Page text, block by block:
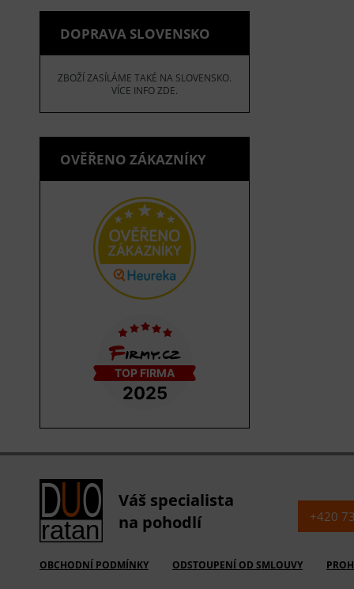
DOPRAVA SLOVENSKO
ZBOŽÍ ZASÍLÁME TAKÉ NA SLOVENSKO.
VÍCE INFO ZDE.
OVĚŘENO ZÁKAZNÍKY
Váš specialista
na pohodlí
OBCHODNÍ PODMÍNKY ODSTOUPENÍ OD SMLOUVY
+420